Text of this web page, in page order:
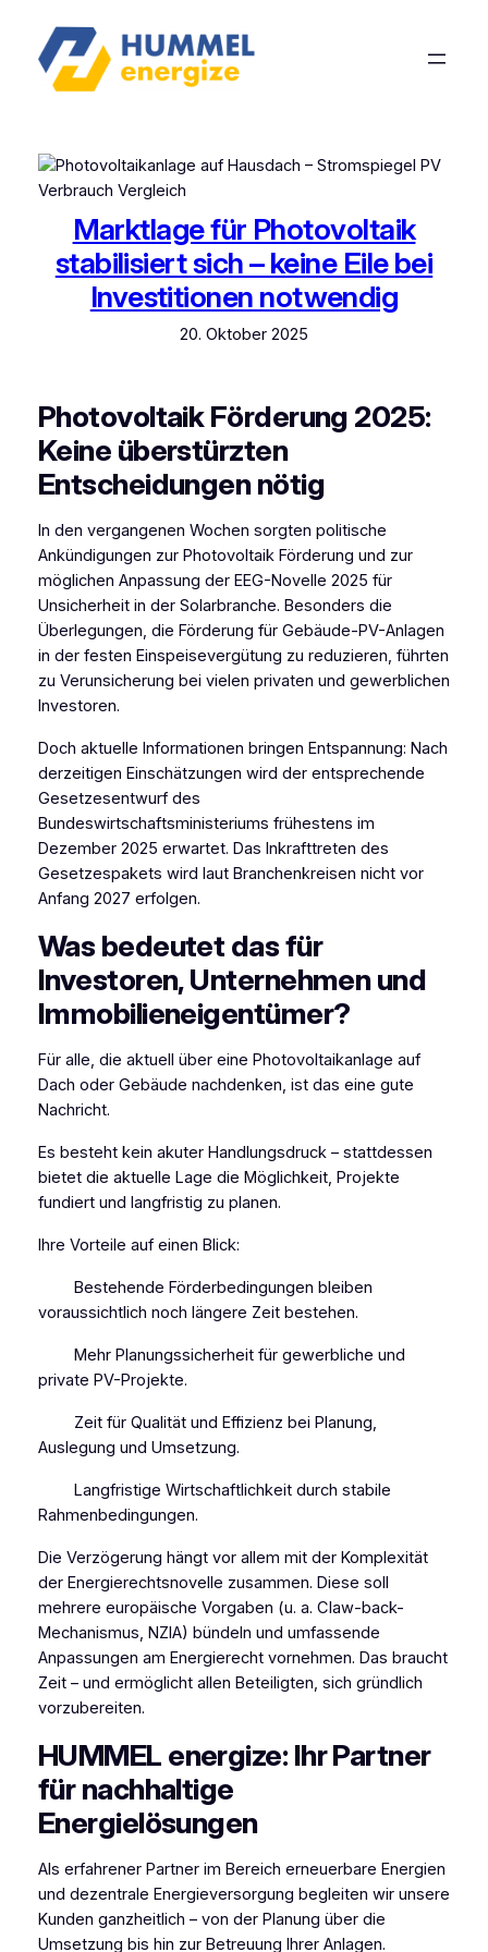
Marktlage für Photovoltaik
stabilisiert sich – keine Eile bei
Investitionen notwendig
20. Oktober 2025
Photovoltaik Förderung 2025:
Keine überstürzten
Entscheidungen nötig
In den vergangenen Wochen sorgten politische
Ankündigungen zur Photovoltaik Förderung und zur
möglichen Anpassung der EEG-Novelle 2025 für
Unsicherheit in der Solarbranche. Besonders die
Überlegungen, die Förderung für Gebäude-PV-Anlagen
in der festen Einspeisevergütung zu reduzieren, führten
zu Verunsicherung bei vielen privaten und gewerblichen
Investoren.
Doch aktuelle Informationen bringen Entspannung: Nach
derzeitigen Einschätzungen wird der entsprechende
Gesetzesentwurf des
Bundeswirtschaftsministeriums frühestens im
Dezember 2025 erwartet. Das Inkrafttreten des
Gesetzespakets wird laut Branchenkreisen nicht vor
Anfang 2027 erfolgen.
Was bedeutet das für
Investoren, Unternehmen und
Immobilieneigentümer?
Für alle, die aktuell über eine Photovoltaikanlage auf
Dach oder Gebäude nachdenken, ist das eine gute
Nachricht.
Es besteht kein akuter Handlungsdruck – stattdessen
bietet die aktuelle Lage die Möglichkeit, Projekte
fundiert und langfristig zu planen.
Ihre Vorteile auf einen Blick:
Bestehende Förderbedingungen bleiben
voraussichtlich noch längere Zeit bestehen.
Mehr Planungssicherheit für gewerbliche und
private PV-Projekte.
Zeit für Qualität und Effizienz bei Planung,
Auslegung und Umsetzung.
Langfristige Wirtschaftlichkeit durch stabile
Rahmenbedingungen.
Die Verzögerung hängt vor allem mit der Komplexität
der Energierechtsnovelle zusammen. Diese soll
mehrere europäische Vorgaben (u. a. Claw-back-
Mechanismus, NZIA) bündeln und umfassende
Anpassungen am Energierecht vornehmen. Das braucht
Zeit – und ermöglicht allen Beteiligten, sich gründlich
vorzubereiten.
HUMMEL energize: Ihr Partner
für nachhaltige
Energielösungen
Als erfahrener Partner im Bereich erneuerbare Energien
und dezentrale Energieversorgung begleiten wir unsere
Kunden ganzheitlich – von der Planung über die
Umsetzung bis hin zur Betreuung Ihrer Anlagen.